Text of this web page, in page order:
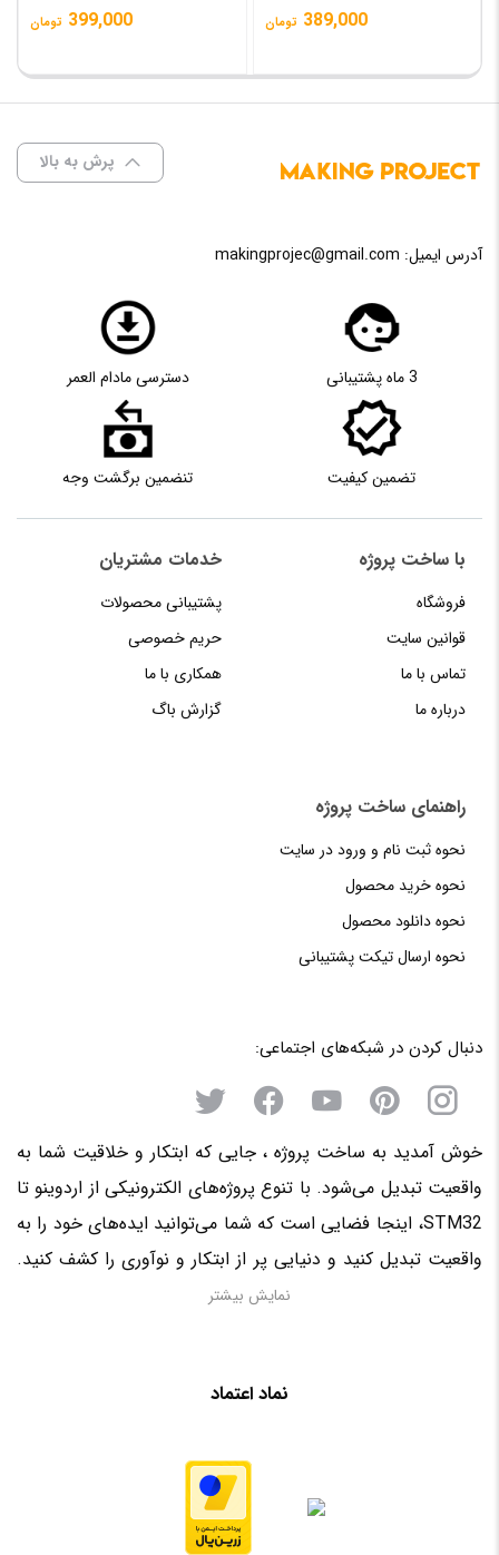
این محصول موقتا متوقف
379,000 تومان
پرش به بالا
آدرس ایمیل: makingprojec@gmail.com
3 ماه پشتیبانی دسترسی مادام العمر
تضمین کیفیت تنضمین برگشت وجه
با ساخت پروژه
فروشگاه
قوانین سایت
تماس با ما
درباره ما
خدمات مشتریان
پشتیبانی محصولات
حریم خصوصی
همکاری با ما
گزارش باگ
راهنمای‌‌ ساخت‌ پروژه
نحوه‌ ثبت‌ نام و ورود در سایت
نحوه خرید محصول
نحوه دانلود محصول
نحوه‌ ارسال‌ تیکت‌ پشتیبانی
دنبال کردن در شبکه‌های اجتماعی:
خوش آمدید به ساخت پروژه ، جایی که ابتکار و خلاقیت شما به
واقعیت تبدیل می‌شود. با تنوع پروژه‌های الکترونیکی از اردوینو تا
STM32، اینجا فضایی است که شما می‌توانید ایده‌های خود را به
واقعیت تبدیل کنید و دنیایی پر از ابتکار و نوآوری را کشف کنید.
منتظر حضور فعال شما در این سرزمین الکترونیکی هستیم!
نمایش بیشتر
نماد اعتماد